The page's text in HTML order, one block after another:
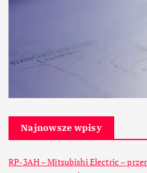
Najnowsze wpisy
RP-3AH – Mitsubishi Electric –